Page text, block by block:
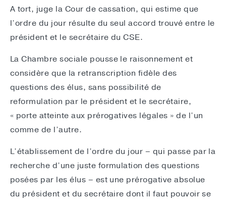
A tort, juge la Cour de cassation, qui estime que
l’ordre du jour résulte du seul accord trouvé entre le
président et le secrétaire du CSE.
La Chambre sociale pousse le raisonnement et
considère que la retranscription fidèle des
questions des élus, sans possibilité de
reformulation par le président et le secrétaire,
« porte atteinte aux prérogatives légales » de l’un
comme de l’autre.
L’établissement de l’ordre du jour – qui passe par la
recherche d’une juste formulation des questions
posées par les élus – est une prérogative absolue
du président et du secrétaire dont il faut pouvoir se